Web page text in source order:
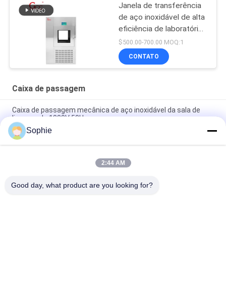
Janela de transferência
de aço inoxidável de alta
eficiência de laboratório
/ caixa de passagem de
sala limpa / caixa de
transferência de
$500.00-700.00 MOQ:1
CONTATO
Caixa de passagem
Caixa de passagem mecânica de aço inoxidável da sala de
limpeza de 1000V 50Hz
Caixa de passagem para salas limpas de bloqueio mecânico
classe 100
Bloqueio eletrônico 1100V 50HZ Sala limpa Passo através da
Sophie
2:44 AM
Good day, what product are you looking for?